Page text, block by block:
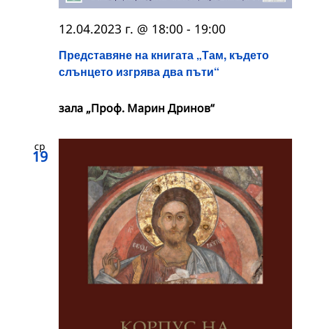
Представяне на книгата „Там, където
слънцето изгрява два пъти“
12.04.2023 г. @ 18:00 - 19:00
зала „Проф. Марин Дринов“
ср
19